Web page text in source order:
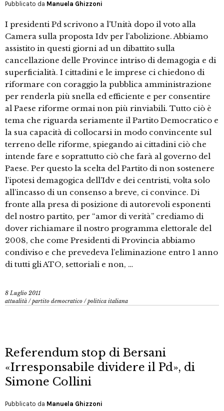
Pubblicato da Manuela Ghizzoni
I presidenti Pd scrivono a l’Unità dopo il voto alla
Camera sulla proposta Idv per l’abolizione. Abbiamo
assistito in questi giorni ad un dibattito sulla
cancellazione delle Province intriso di demagogia e di
superficialità. I cittadini e le imprese ci chiedono di
riformare con coraggio la pubblica amministrazione
per renderla più snella ed efficiente e per consentire
al Paese riforme ormai non più rinviabili. Tutto ciò è
tema che riguarda seriamente il Partito Democratico e
la sua capacità di collocarsi in modo convincente sul
terreno delle riforme, spiegando ai cittadini ciò che
intende fare e soprattutto ciò che farà al governo del
Paese. Per questo la scelta del Partito di non sostenere
l’ipotesi demagogica dell’Idv e dei centristi, volta solo
all’incasso di un consenso a breve, ci convince. Di
fronte alla presa di posizione di autorevoli esponenti
del nostro partito, per “amor di verità” crediamo di
dover richiamare il nostro programma elettorale del
2008, che come Presidenti di Provincia abbiamo
condiviso e che prevedeva l’eliminazione entro 1 anno
di tutti gli ATO, settoriali e non, …
8 Luglio 2011
attualità /partito democratico /politica italiana
Referendum stop di Bersani
«Irresponsabile dividere il Pd», di
Simone Collini
Pubblicato da Manuela Ghizzoni